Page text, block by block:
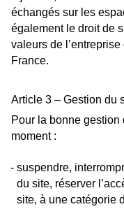
échangés sur les
également le droit de
valeurs de
France.
Article 3 – Gestion du
Pour la bonne gestion
moment :
suspendre,
du site, réserver
site, à une catégorie